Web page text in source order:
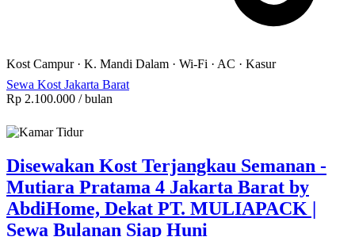
Kost Campur· K. Mandi Dalam · Wi-Fi · AC · Kasur
Sewa Kost Jakarta Barat
Rp 2.100.000 / bulan
Disewakan Kost Terjangkau Semanan -
Mutiara Pratama 4 Jakarta Barat by
AbdiHome, Dekat PT. MULIAPACK |
Sewa Bulanan Siap Huni